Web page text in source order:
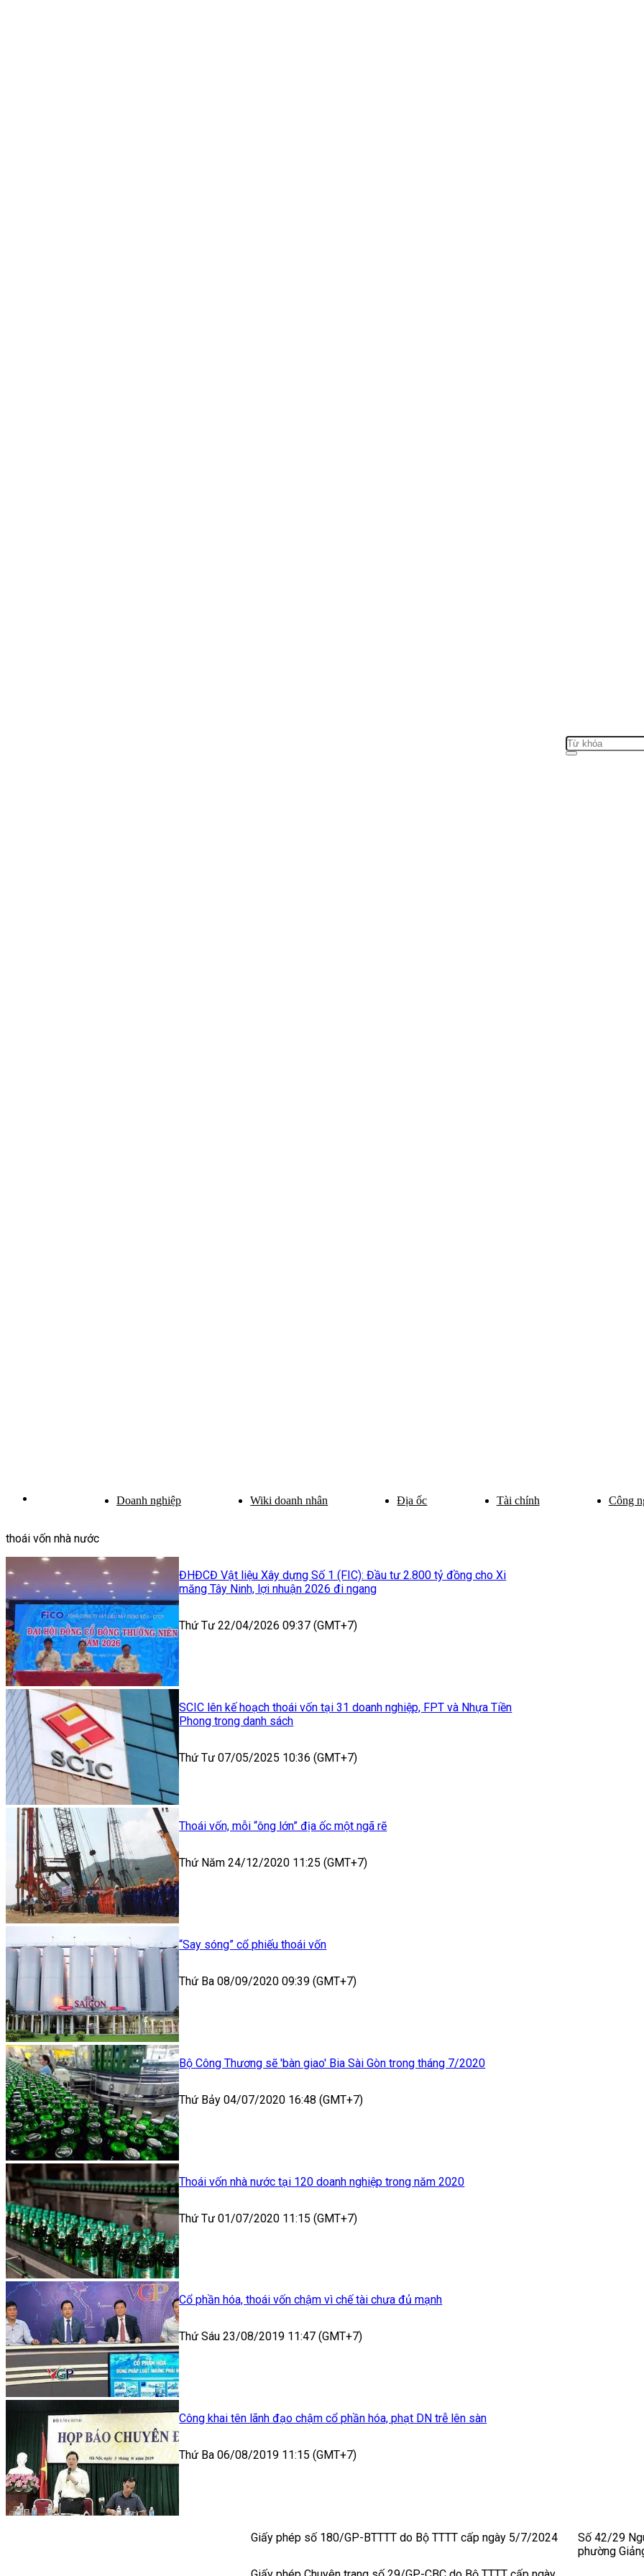
Doanh nghiệp Wiki doanh nhân Địa ốc Tài chính Công
thoái vốn nhà nước
ĐHĐCĐ Vật liệu Xây dựng Số 1 (FIC): Đầu tư 2.800 tỷ đồng cho Xi
măng Tây Ninh, lợi nhuận 2026 đi ngang
Thứ Tư 22/04/2026 09:37 (GMT+7)
SCIC lên kế hoạch thoái vốn tại 31 doanh nghiệp, FPT và Nhựa Tiền
Phong trong danh sách
Thứ Tư 07/05/2025 10:36 (GMT+7)
Thoái vốn, mỗi “ông lớn” địa ốc một ngã rẽ
Thứ Năm 24/12/2020 11:25 (GMT+7)
“Say sóng” cổ phiếu thoái vốn
Thứ Ba 08/09/2020 09:39 (GMT+7)
Bộ Công Thương sẽ 'bàn giao' Bia Sài Gòn trong tháng 7/2020
Thứ Bảy 04/07/2020 16:48 (GMT+7)
Thoái vốn nhà nước tại 120 doanh nghiệp trong năm 2020
Thứ Tư 01/07/2020 11:15 (GMT+7)
Cổ phần hóa, thoái vốn chậm vì chế tài chưa đủ mạnh
Thứ Sáu 23/08/2019 11:47 (GMT+7)
Công khai tên lãnh đạo chậm cổ phần hóa, phạt DN trễ lên sàn
Thứ Ba 06/08/2019 11:15 (GMT+7)
Giấy phép số 180/GP-BTTTT do Bộ TTTT cấp ngày 5/7/2024
Số 42/29
phường